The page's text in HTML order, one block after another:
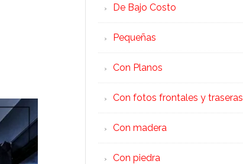
De Bajo Costo
Pequeñas
Con Planos
Con fotos frontales y traseras
Con madera
Con piedra